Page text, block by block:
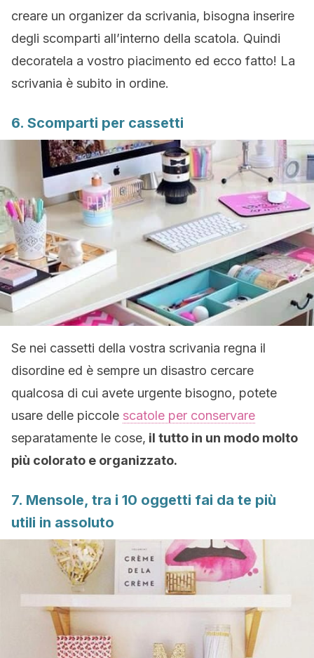
creare un organizer da scrivania, bisogna inserire
degli scomparti all’interno della scatola. Quindi
decoratela a vostro piacimento ed ecco fatto! La
scrivania è subito in ordine.
6. Scomparti per cassetti
Se nei cassetti della vostra scrivania regna il
disordine ed è sempre un disastro cercare
qualcosa di cui avete urgente bisogno, potete
usare delle piccole scatole per conservare
separatamente le cose, il tutto in un modo molto
più colorato e organizzato.
7. Mensole, tra i 10 oggetti fai da te più
utili in assoluto